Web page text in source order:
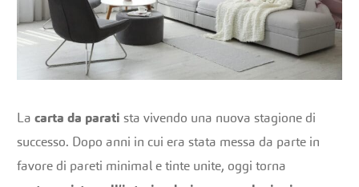
Lacarta da parati sta vivendo una nuova stagione di
successo. Dopo anni in cui era stata messa da parte in
favore di pareti minimal e tinte unite, oggi torna